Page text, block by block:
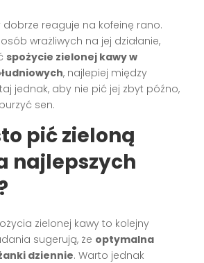
dobrze reaguje na kofeinę rano.
wrażliwych na jej działanie,
spożycie zielonej kawy w
, najlepiej między
jednak, aby nie pić jej zbyt późno,
sen.
pić zieloną
najlepszych
zielonej kawy to kolejny
sugerują, że optymalna
dziennie. Warto jednak